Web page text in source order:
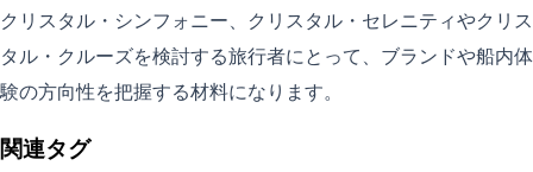
クリスタル・シンフォニー、クリスタル・セレニティやクリス
タル・クルーズを検討する旅行者にとって、ブランドや船内体
験の方向性を把握する材料になります。
関連タグ